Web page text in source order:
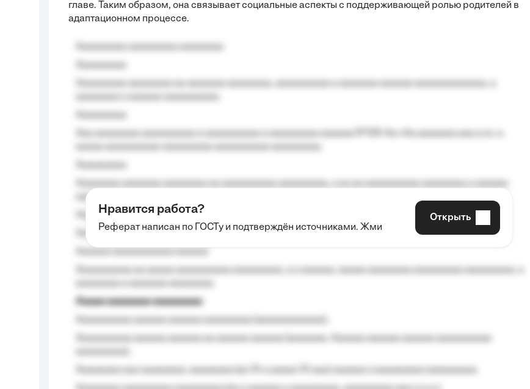
главе. Таким образом, она связывает социальные аспекты с поддерживающей ролью родителей в
адаптационном процессе.
aaaa aaaa.
Aaaaaaaaa
Aaaaaaaaaa aa aaa aaaaaaaaa, a aaa aaaaaaaaaa aaa, a aaaaaaaaaa, aaaaaa aaaaaa a aaaaaa.
Aaaaa aaaaaaaa aaaaaaaaa
Нравится работа?
Реферат написан по ГОСТу и подтверждён источниками. Жми
Открыть